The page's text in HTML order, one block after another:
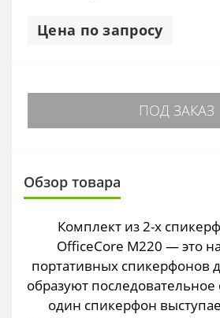
Цена по запросу
ПОД ЗАКАЗ
Обзор товара
Комплект из 2-х
OfficeCore M220 — это
портативных спикерфонов
образуют
один спикерфон